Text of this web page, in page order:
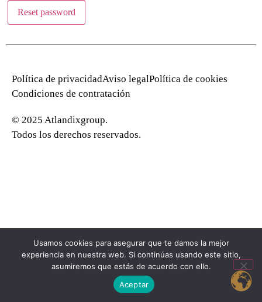
Reset password
Política de privacidadAviso legalPolítica de cookies
Condiciones de contratación
© 2025 Atlandixgroup.
Todos los derechos reservados.
Usamos cookies para asegurar que te damos la mejor
experiencia en nuestra web. Si continúas usando este sitio,
asumiremos que estás de acuerdo con ello.
Aceptar